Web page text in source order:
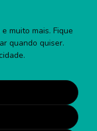
muito mais. Fique
quando quiser.